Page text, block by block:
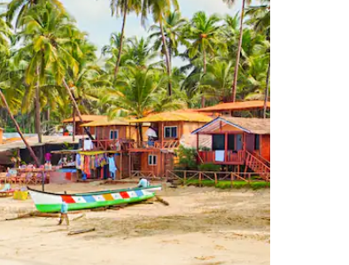
parcourir ou en appuyant et en faisant glisser.